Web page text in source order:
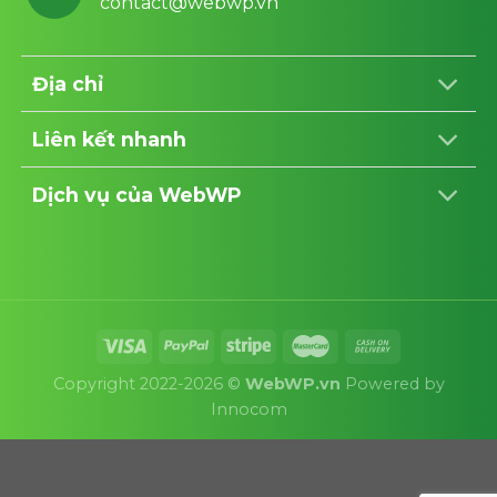
Địa chỉ
Liên kết nhanh
Dịch vụ của WebWP
Copyright 2022-2026 © WebWP.vn Powered by
Innocom